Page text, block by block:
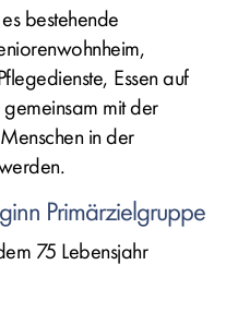
bestehende
Essen auf
mit der
in der
Primärzielgruppe
75 Lebensjahr